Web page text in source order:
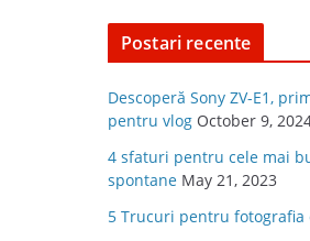
Postari recente
Descoperă Sony ZV-E1,
pentru vlog October 9,
4 sfaturi pentru cele mai
spontane May 21, 2023
5 Trucuri pentru fotografia